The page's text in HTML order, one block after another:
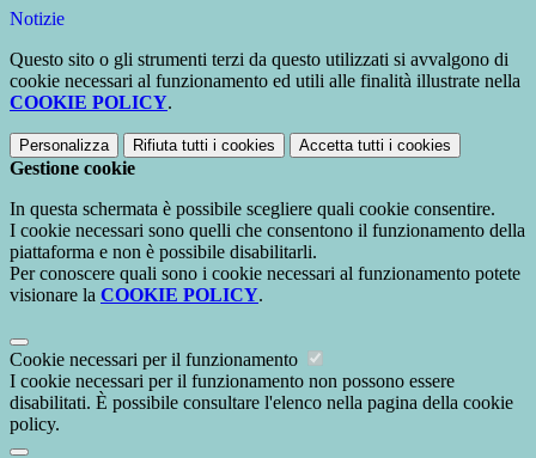
Notizie
Questo sito o gli strumenti terzi da questo utilizzati si avvalgono di
cookie necessari al funzionamento ed utili alle finalità illustrate nella
COOKIE POLICY.
Personalizza Rifiuta tutti i cookies Accetta tutti i cookies
Gestione cookie
In questa schermata è possibile scegliere quali cookie consentire.
I cookie necessari sono quelli che consentono il funzionamento della
piattaforma e non è possibile disabilitarli.
Per conoscere quali sono i cookie necessari al funzionamento potete
visionare la COOKIE POLICY.
Cookie necessari per il funzionamento
I cookie necessari per il funzionamento non possono essere
disabilitati. È possibile consultare l'elenco nella pagina della cookie
policy.